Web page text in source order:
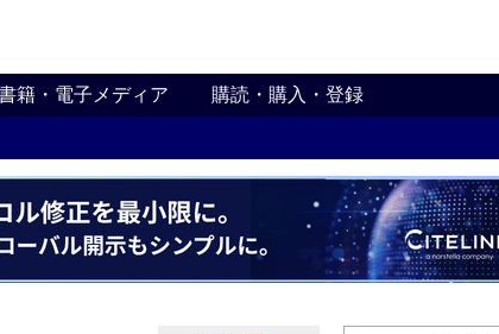
籍・電子メディア 購読・購入・登録